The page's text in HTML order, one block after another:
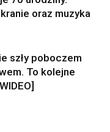
oraz muzyka
szły poboczem
To kolejne